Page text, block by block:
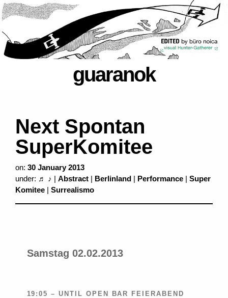
guaranok
Next Spontan
SuperKomitee
on: 30 January 2013
under: ♬ ♪ | Abstract | Berlinland | Performance | Super
Komitee | Surrealismo
Samstag 02.02.2013
19:05 – UNTIL OPEN BAR FEIERABEND